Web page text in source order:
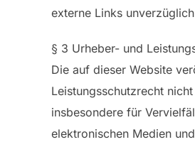
externe Links
§ 3 Urheber- und
Die auf dieser Website
Leistungsschutzrecht
insbesondere für
elektronischen Medien